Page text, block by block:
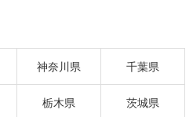
神奈川県 千葉県
栃木県 茨城県